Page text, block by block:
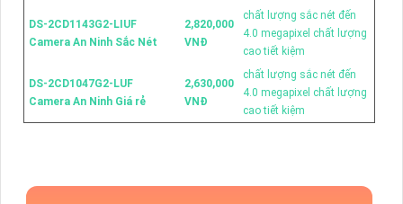
DS-2CD1143G2-LIUF
Camera An Ninh Sắc Nét
2,820,000
VNĐ
chất lượng sắc nét đến
4.0 megapixel chất lượng
cao tiết kiệm
DS-2CD1047G2-LUF
Camera An Ninh Giá rẻ
2,630,000
VNĐ
chất lượng sắc nét đến
4.0 megapixel chất lượng
cao tiết kiệm